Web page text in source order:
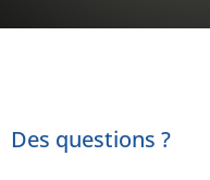
Des questions ?